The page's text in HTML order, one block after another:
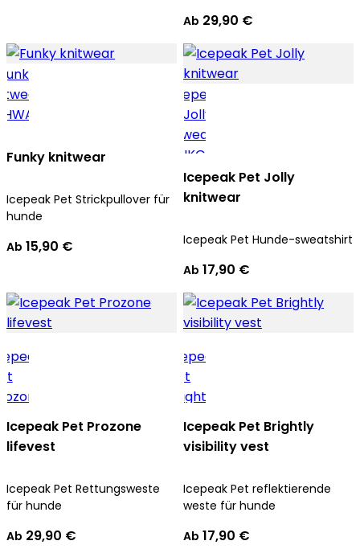
Ab 29,90 €
Funky knitwear
Icepeak Pet Strickpullover für
hunde
Ab 15,90 €
Icepeak Pet Jolly
knitwear
Icepeak Pet Hunde-sweatshirt
Ab 17,90 €
Icepeak Pet Prozone
lifevest
Icepeak Pet Rettungsweste
für hunde
Ab 29,90 €
Icepeak Pet Brightly
visibility vest
Icepeak Pet reflektierende
weste für hunde
Ab 17,90 €